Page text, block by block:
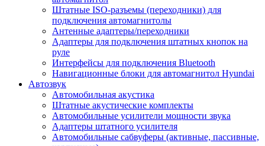
Штатные ISO-разъемы (переходники) для
подключения автомагнитолы
Антенные адаптеры/переходники
Адаптеры для подключения штатных кнопок на
руле
Интерфейсы для подключения Bluetooth
Навигационные блоки для автомагнитол Hyundai
Автозвук
Автомобильная акустика
Штатные акустические комплекты
Автомобильные усилители мощности звука
Адаптеры штатного усилителя
Автомобильные сабвуферы (активные, пассивные,